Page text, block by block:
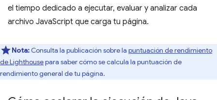
el tiempo dedicado a ejecutar, evaluar y analizar cada
archivo JavaScript que carga tu página.
Nota: Consulta la publicación sobre la puntuación de rendimiento
de Lighthousepara saber cómo se calcula la puntuación de
rendimiento general de tu página.